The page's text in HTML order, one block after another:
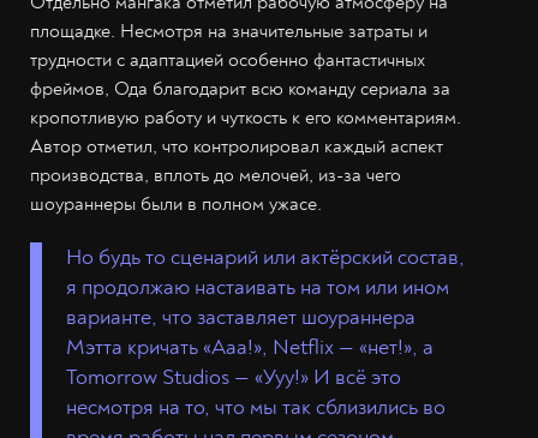
площадке. Несмотря на значительные затраты и
трудности с адаптацией особенно фантастичных
фреймов, Ода благодарит всю команду сериала за
кропотливую работу и чуткость к его комментариям.
Автор отметил, что контролировал каждый аспект
производства, вплоть до мелочей, из-за чего
шоураннеры были в полном ужасе.
Но будь то сценарий или актёрский состав,
я продолжаю настаивать на том или ином
варианте, что заставляет шоураннера
Мэтта кричать «Ааа!», Netflix — «нет!», а
Tomorrow Studios — «Ууу!» И всё это
несмотря на то, что мы так сблизились во